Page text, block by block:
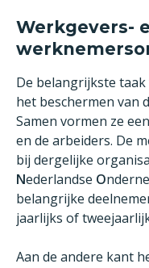
Werkgevers-
De belangrijkste
het beschermen van
Samen vormen ze
en de arbeiders. De
bij dergelijke
Nederlandse O
belangrijke
jaarlijks of
Aan de andere kant